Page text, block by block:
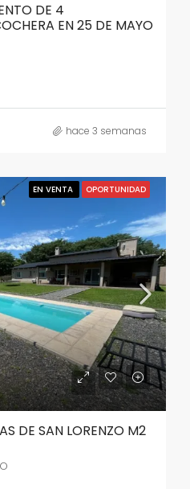
DE 4
EN 25 DE MAYO
hace 3 semanas
EN VENTA OPORTUNIDAD
DE SAN LORENZO M2